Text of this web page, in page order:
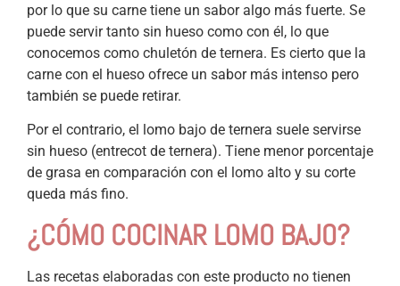
por lo que su carne tiene un sabor algo más fuerte. Se
puede servir tanto sin hueso como con él, lo que
conocemos como chuletón de ternera. Es cierto que la
carne con el hueso ofrece un sabor más intenso pero
también se puede retirar.
Por el contrario, el lomo bajo de ternera suele servirse
sin hueso (entrecot de ternera). Tiene menor porcentaje
de grasa en comparación con el lomo alto y su corte
queda más fino.
¿CÓMO COCINAR LOMO BAJO?
Las recetas elaboradas con este producto no tienen